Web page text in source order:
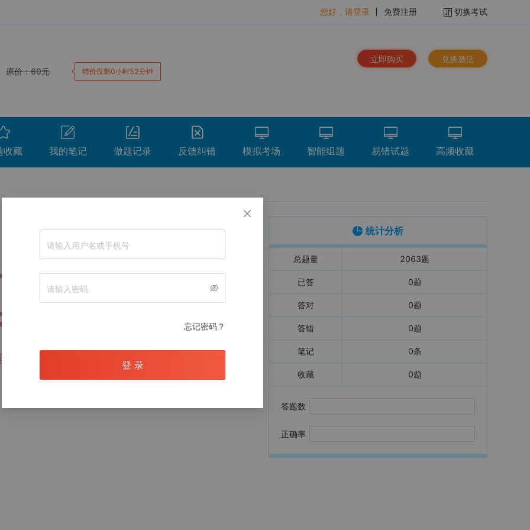
您好，请登录 丨 免费注册 切换考试
原价：60元 特价仅剩0小时52分钟
立即购买 兑换激活
收藏 我的笔记 做题记录 反馈纠错 模拟考场 智能组题 易错试题 高频收藏
后查看
统计分析
总题量 2063题
已答 0题
答对 0题
答错 0题
笔记 0条
收藏 0题
答题数
正确率
。
用时 得分 重做
忘记密码？
登 录